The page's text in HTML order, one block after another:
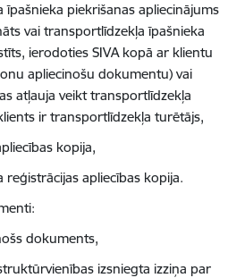
piekrišanas apliecinājums
vai transportlīdzekļa īpašnieka
ierodoties SIVA kopā ar klientu
apliecinošu dokumentu) vai
atļauja veikt transportlīdzekļa
ir transportlīdzekļa turētājs,
kopija,
apliecības kopija.
dokuments,
izsniegta izziņa par